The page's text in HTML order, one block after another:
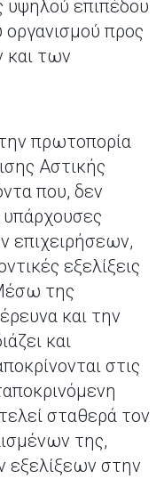
υψηλού επιπέδου
προς
και των
την πρωτοπορία
Αστικής
που, δεν
υπάρχουσες
επιχειρήσεων,
εξελίξεις
της
και την
και
στις
σταθερά τον
της,
εξελίξεων στην